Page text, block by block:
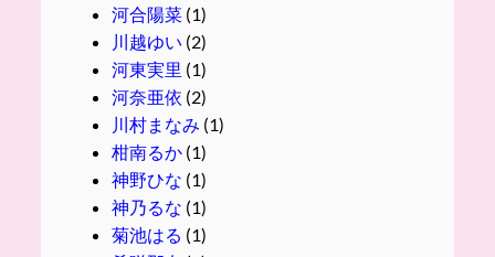
河合陽菜(1)
川越ゆい (2)
河東実里 (1)
河奈亜依 (2)
川村まなみ (1)
柑南るか(1)
神野ひな (1)
神乃るな (1)
菊池はる (1)